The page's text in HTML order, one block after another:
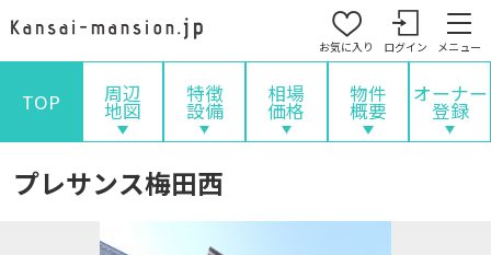
お気に入り ログイン メニュー
TOP 周辺
地図
特徴
設備
相場
価格
物件
概要
オーナー
登録
プレサンス梅田西